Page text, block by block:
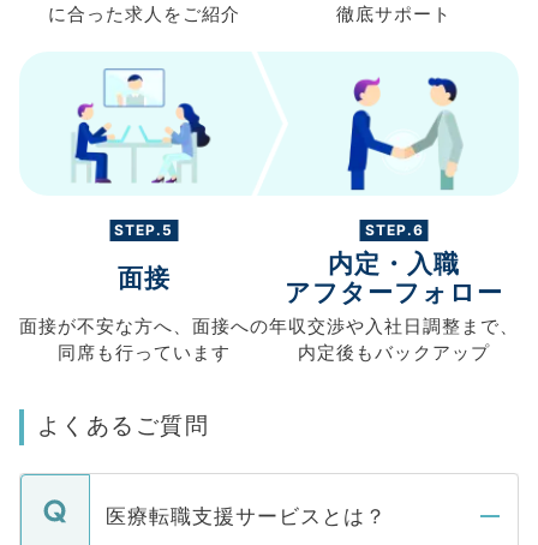
に合った求人を ご紹介
徹底サポート
STEP.5
面接
面接が不安な方へ、 面接への
同席も行っています
STEP.6
内定・入職
アフターフォロー
年収交渉や入社日調整まで、
内定後もバックアップ
よくあるご質問
医療転職支援サービスとは？